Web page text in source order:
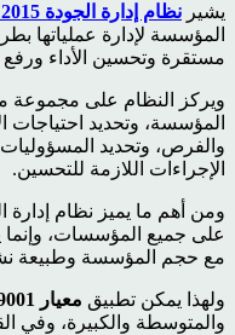
يشير نظام إدارة الجودة ISO 9001:2015
المؤسسة لإدارة عملياتها
مستقرة وتحسين الأداء ورفع
ويركز النظام على مجموعة
المؤسسة، وتحديد احتياجات
والفرص، وتحديد المسؤوليات،
الإجراءات اللازمة للتحسين.
ومن أهم ما يميز نظام إدارة
على جميع المؤسسات، وإنما
مع حجم المؤسسة وطبيعة
ولهذا يمكن تطبيق معيار ISO 9001
والمتوسطة والكبيرة، وفي